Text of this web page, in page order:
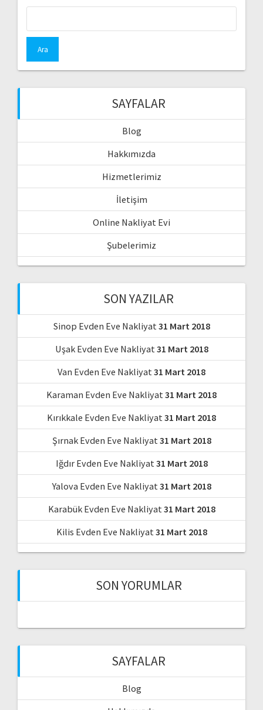
SAYFALAR
Blog
Hakkımızda
Hizmetlerimiz
İletişim
Online Nakliyat Evi
Şubelerimiz
SON YAZILAR
Sinop Evden Eve Nakliyat31 Mart 2018
Uşak Evden Eve Nakliyat31 Mart 2018
Van Evden Eve Nakliyat31 Mart 2018
Karaman Evden Eve Nakliyat31 Mart 2018
Kırıkkale Evden Eve Nakliyat31 Mart 2018
Şırnak Evden Eve Nakliyat31 Mart 2018
Iğdır Evden Eve Nakliyat31 Mart 2018
Yalova Evden Eve Nakliyat31 Mart 2018
Karabük Evden Eve Nakliyat31 Mart 2018
Kilis Evden Eve Nakliyat31 Mart 2018
SON YORUMLAR
SAYFALAR
Blog